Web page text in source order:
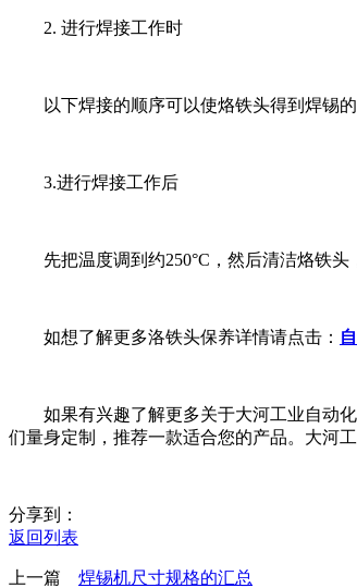
2. 进行焊接工作时
以下焊接的顺序可以使烙铁头得到焊锡的
3.进行焊接工作后
先把温度调到约250°C，然后清洁烙铁头
如想了解更多洛铁头保养详情请点击：
如果有兴趣了解更多关于大河工业自动化
们量身定制，推荐一款适合您的产品。大河工
分享到：
返回列表
上一篇 焊锡机尺寸规格的汇总